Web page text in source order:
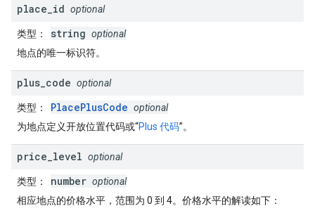
place id optional
类型 ： string optional
地点的唯一标识符。
plus code optional
类型 ： PlacePlusCode optional
为地点定义开放位置代码或“Plus 代码”。
price level optional
类型 ： number optional
相应地点的价格水平，范围为 0 到 4。价格水平的解读如下：